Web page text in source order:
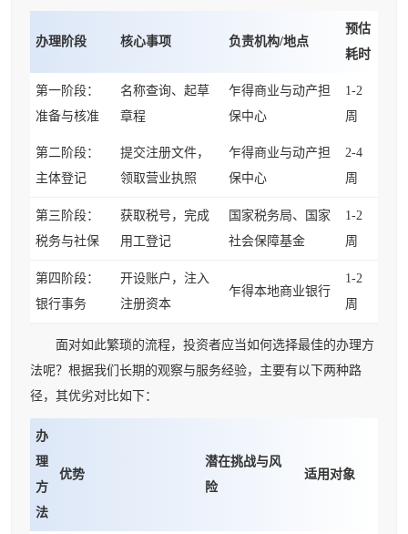
办理阶段 核心事项 负责机构/地点
预估
耗时
第一阶段：
准备与核准
名称查询、起草
章程
乍得商业与动产担
保中心
1-2
周
第二阶段：
主体登记
提交注册文件，
领取营业执照
乍得商业与动产担
保中心
2-4
周
第三阶段：
税务与社保
获取税号，完成
用工登记
国家税务局、国家
社会保障基金
1-2
周
第四阶段：
银行事务
开设账户，注入
注册资本
乍得本地商业银行
1-2
周
面对如此繁琐的流程，投资者应当如何选择最佳的办理方
法呢？根据我们长期的观察与服务经验，主要有以下两种路
径，其优劣对比如下：
办
理
方
法
优势
潜在挑战与风
险
适用对象